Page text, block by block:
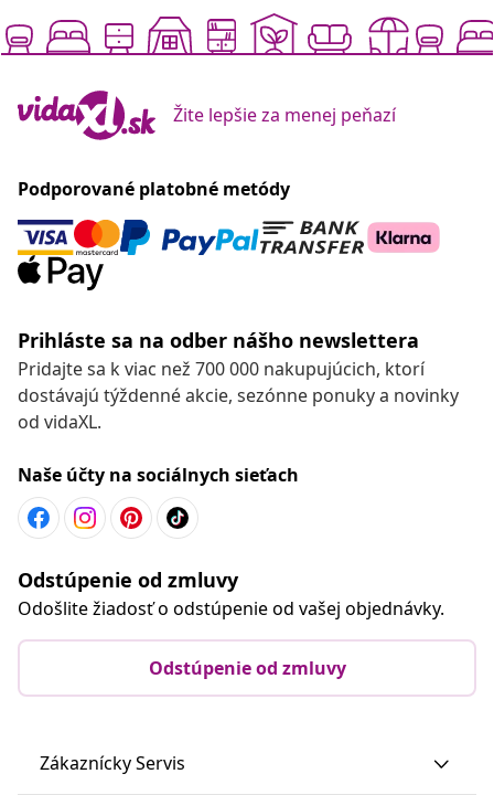
Žite lepšie za menej peňazí
Podporované platobné metódy
Prihláste sa na odber nášho newslettera
Pridajte sa k viac než 700 000 nakupujúcich, ktorí
dostávajú týždenné akcie, sezónne ponuky a novinky
od vidaXL.
Naše účty na sociálnych sieťach
Odstúpenie od zmluvy
Odošlite žiadosť o odstúpenie od vašej objednávky.
Odstúpenie od zmluvy
Zákaznícky Servis